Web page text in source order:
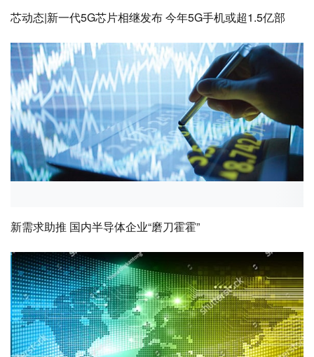
芯动态|新一代5G芯片相继发布 今年5G手机或超1.5亿部
新需求助推 国内半导体企业“磨刀霍霍”